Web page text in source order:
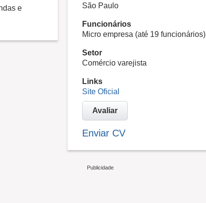
e
São Paulo
Funcionários
Micro empresa (até 19 funcionários)
Setor
Comércio varejista
Links
Site Oficial
Avaliar
Enviar CV